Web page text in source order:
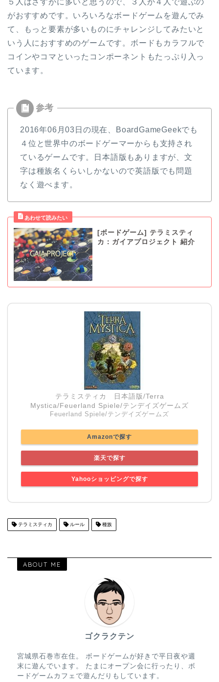
５人はさすがに多いと思うので、３人か４人で遊ぶの
がおすすめです。いろいろなボードゲームを遊んでみ
て、もっと要素が多いものにチャレンジしてみたいと
いう人におすすめのゲームです。ボードもカラフルで
コインやコマといったコンポーネントもたっぷり入っ
ています。
2016年06月03日の現在、BoardGameGeekでも
４位と世界中のボードゲーマーからも支持され
ているゲームです。日本語版もありますが、文
字は種族名くらいしかないので英語版でも問題
なく遊べます。
[ボードゲーム] テラミスティ
カ：ガイアプロジェクト 紹介
テラミスティカ 日本語版/Terra
Mystica/Feuerland Spiele/テンデイズゲームズ
Feuerland Spiele/テンデイズゲームズ
Amazonで探す
楽天で探す
Yahooショッピングで探す
テラミスティカ ルール 種族
ABOUT ME
ゴクラクテン
宮城県石巻市在住。 ボードゲームが好きで平日夜や週
末に遊んでいます。 たまにオープン会に行ったり、ボ
ードゲームカフェで遊んだりもしています。